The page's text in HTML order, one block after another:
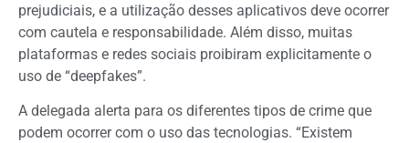
prejudiciais, e a utilização desses aplicativos deve ocorrer
com cautela e responsabilidade. Além disso, muitas
plataformas e redes sociais proibiram explicitamente o
uso de “deepfakes”.
A delegada alerta para os diferentes tipos de crime que
podem ocorrer com o uso das tecnologias. “Existem